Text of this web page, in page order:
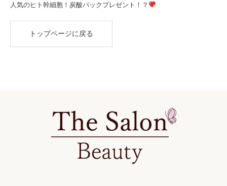
人気のヒト幹細胞！炭酸パックプレゼント！？
トップページに戻る